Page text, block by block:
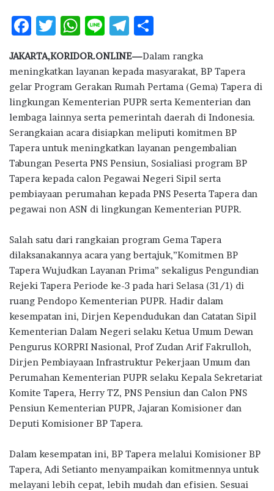
F
e
b
o
o
k
T
it
te
r
W
at
s
A
p
p
Li
e
T
e
g
ra
m
ar
e
JAKARTA,KORIDOR.ONLINE—Dalam rangka
meningkatkan layanan kepada masyarakat, BP Tapera
gelar Program Gerakan Rumah Pertama (Gema) Tapera di
lingkungan Kementerian PUPR serta Kementerian dan
lembaga lainnya serta pemerintah daerah di Indonesia.
Serangkaian acara disiapkan meliputi komitmen BP
Tapera untuk meningkatkan layanan pengembalian
Tabungan Peserta PNS Pensiun, Sosialiasi program BP
Tapera kepada calon Pegawai Negeri Sipil serta
pembiayaan perumahan kepada PNS Peserta Tapera dan
pegawai non ASN di lingkungan Kementerian PUPR.
Salah satu dari rangkaian program Gema Tapera
dilaksanakannya acara yang bertajuk,”Komitmen BP
Tapera Wujudkan Layanan Prima” sekaligus Pengundian
Rejeki Tapera Periode ke-3 pada hari Selasa (31/1) di
ruang Pendopo Kementerian PUPR. Hadir dalam
kesempatan ini, Dirjen Kependudukan dan Catatan Sipil
Kementerian Dalam Negeri selaku Ketua Umum Dewan
Pengurus KORPRI Nasional, Prof Zudan Arif Fakrulloh,
Dirjen Pembiayaan Infrastruktur Pekerjaan Umum dan
Perumahan Kementerian PUPR selaku Kepala Sekretariat
Komite Tapera, Herry TZ, PNS Pensiun dan Calon PNS
Pensiun Kementerian PUPR, Jajaran Komisioner dan
Deputi Komisioner BP Tapera.
Dalam kesempatan ini, BP Tapera melalui Komisioner BP
Tapera, Adi Setianto menyampaikan komitmennya untuk
melayani lebih cepat, lebih mudah dan efisien. Sesuai